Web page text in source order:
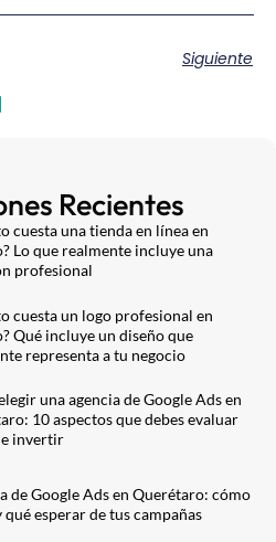
Siguiente
Recientes
cuesta una tienda en línea en
Lo que realmente incluye una
profesional
cuesta un logo profesional en
Qué incluye un diseño que
representa a tu negocio
una agencia de Google Ads en
10 aspectos que debes evaluar
invertir
de Google Ads en Querétaro: cómo
qué esperar de tus campañas